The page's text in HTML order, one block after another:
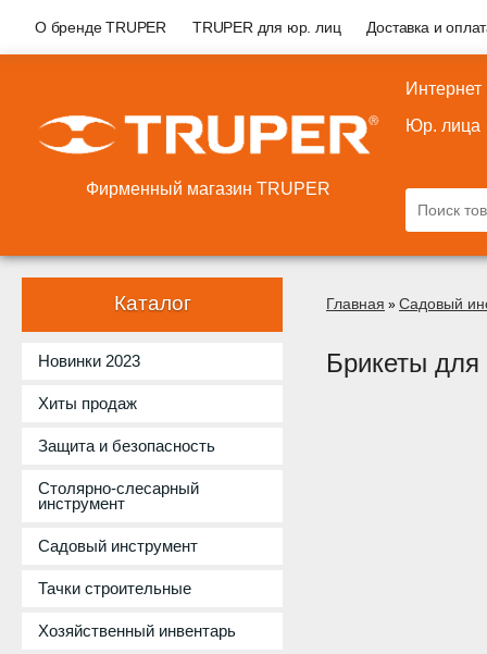
О бренде TRUPER TRUPER для юр. лиц Доставка и
Фирменный магазин TRUPER
Интернет
Юр. лица
Каталог
Новинки 2023
Хиты продаж
Защита и безопасность
Столярно-слесарный
инструмент
Садовый инструмент
Тачки строительные
Хозяйственный инвентарь
Главная » Садовый
Брикеты